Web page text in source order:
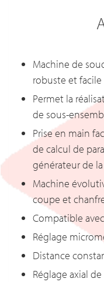
Machine de
robuste et facile
Permet la
de sous-
Prise en main
de calcul de
générateur de
Machine
coupe et
Compatible
Réglage
Distance
Réglage axial